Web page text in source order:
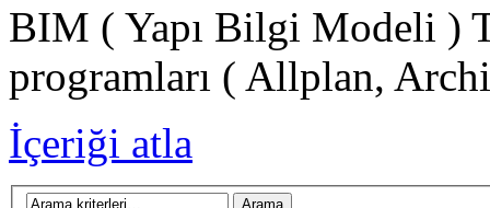
BIM ( Yapı Bilgi Modeli )
programları ( Allplan,
İçeriği atla